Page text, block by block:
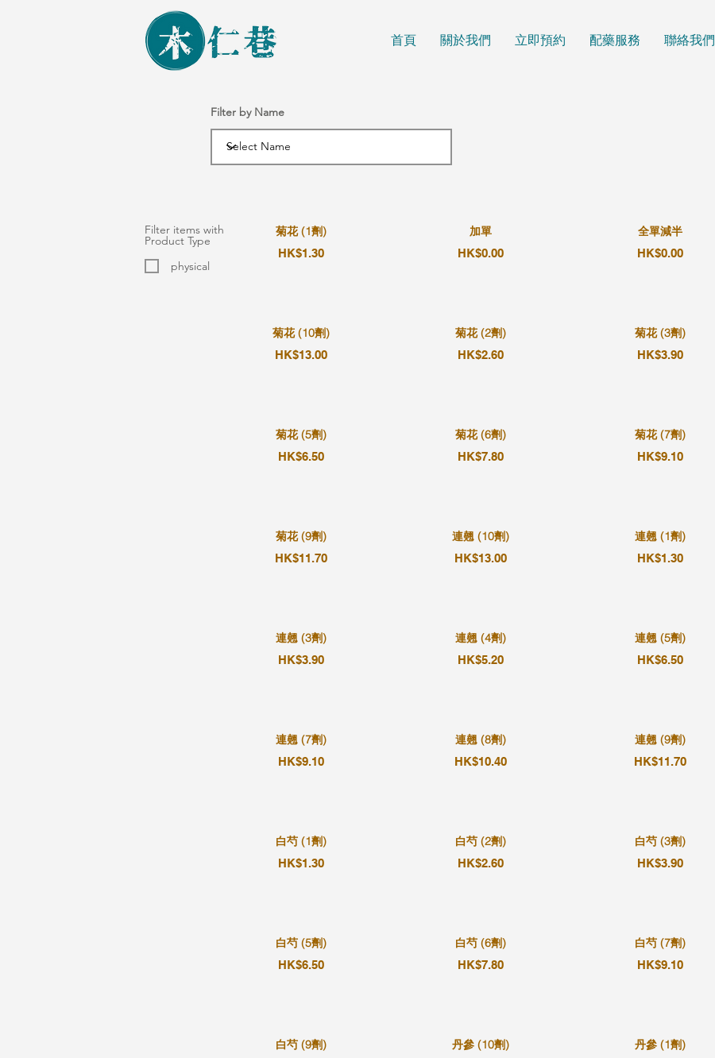
首頁 關於我們 立即預約 配藥服務 聯絡我們
Filter by Name
菊花 (1劑)
HK$1.30
菊花 (10劑)
HK$13.00
菊花 (5劑)
HK$6.50
菊花 (9劑)
HK$11.70
連翹 (3劑)
HK$3.90
連翹 (7劑)
HK$9.10
白芍 (1劑)
HK$1.30
白芍 (5劑)
HK$6.50
白芍 (9劑)
加單
HK$0.00
菊花 (2劑)
HK$2.60
菊花 (6劑)
HK$7.80
連翹 (10劑)
HK$13.00
連翹 (4劑)
HK$5.20
連翹 (8劑)
HK$10.40
白芍 (2劑)
HK$2.60
白芍 (6劑)
HK$7.80
丹參 (10劑)
全單減半
HK$0.00
菊花 (3劑)
HK$3.90
菊花 (7劑)
HK$9.10
連翹 (1劑)
HK$1.30
連翹 (5劑)
HK$6.50
連翹 (9劑)
HK$11.70
白芍 (3劑)
HK$3.90
白芍 (7劑)
HK$9.10
丹參 (1劑)
Filter items with
Product Type
physical